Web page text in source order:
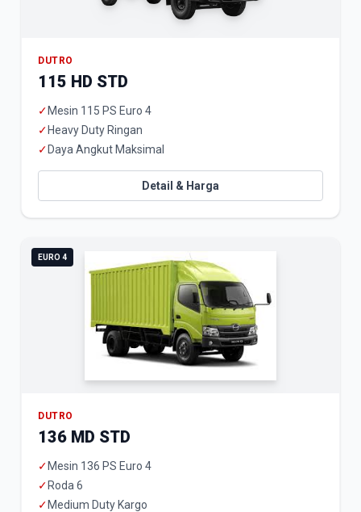
DUTRO
115 HD STD
✓ Mesin 115 PS Euro 4
✓ Heavy Duty Ringan
✓ Daya Angkut Maksimal
Detail & Harga
EURO 4
DUTRO
136 MD STD
✓ Mesin 136 PS Euro 4
✓ Roda 6
✓ Medium Duty Kargo